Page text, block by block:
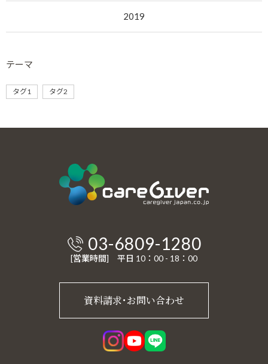
2019
テーマ
タグ1 タグ2
03-6809-1280
[営業時間] 平日 10：00 - 18：00
資料請求･お問い合わせ